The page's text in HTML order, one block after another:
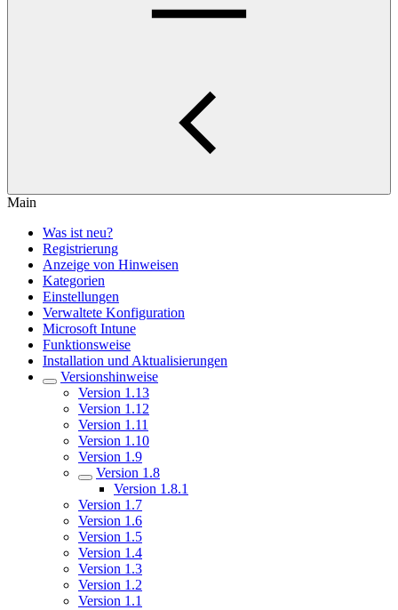
Main
Was ist neu?
Registrierung
Anzeige von Hinweisen
Kategorien
Einstellungen
Verwaltete Konfiguration
Microsoft Intune
Funktionsweise
Installation und Aktualisierungen
Versionshinweise
Version 1.13
Version 1.12
Version 1.11
Version 1.10
Version 1.9
Version 1.8
Version 1.8.1
Version 1.7
Version 1.6
Version 1.5
Version 1.4
Version 1.3
Version 1.2
Version 1.1